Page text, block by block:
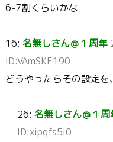
6-7割くらいかな
16: 名無しさん＠１周年
ID:VAmSKF190
どうやったらその設定
26: 名無しさん＠１周
ID:xipqfs5i0